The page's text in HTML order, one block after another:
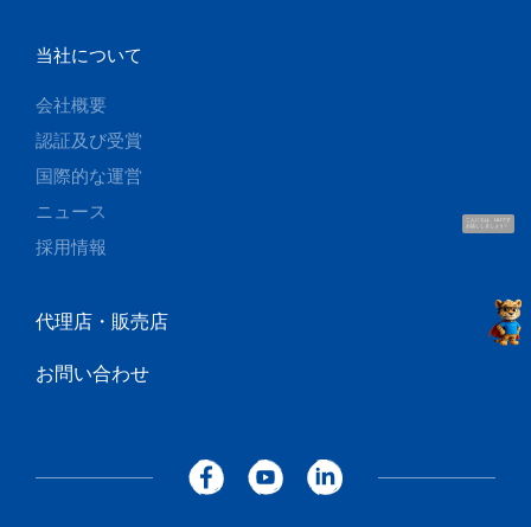
こんにちは、UUです
お話ししましょう！
当社について
会社概要
認証及び受賞
国際的な運営
ニュース
採用情報
代理店・販売店
お問い合わせ